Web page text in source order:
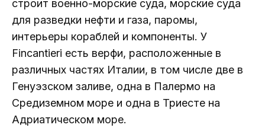
строит военно-морские суда, морские суда
для разведки нефти и газа, паромы,
интерьеры кораблей и компоненты. У
Fincantieri есть верфи, расположенные в
различных частях Италии, в том числе две в
Генуэзском заливе, одна в Палермо на
Средиземном море и одна в Триесте на
Адриатическом море.